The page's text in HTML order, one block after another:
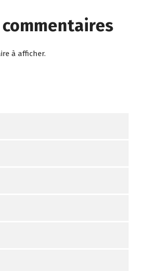
à afficher.